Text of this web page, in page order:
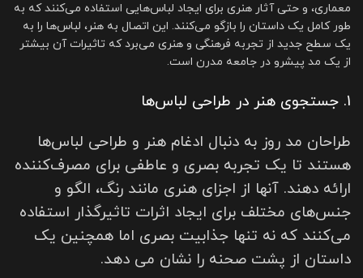
معماری، و حتی آثار هنری برای ایجاد لباس‌هایی استفاده می‌کنند که به
طور کامل یک داستان را بازگو می‌کنند. این اتصال به هنر، لباس‌ها را به
یک سطح جدید از تجربه فرهنگی و هنری می‌برد که تاثیرات آن بیشتر
از یک مد پیشرو در جامعه مدرن است.
1. جستجوی هنر در طراحی لباس‌ها
طراحان مد روز به دنبال ادغام هنر و طراحی لباس‌ها
هستند تا یک تجربه بصری و عاطفی برای مصرف‌کننده
ارائه دهند. آنها از اجزای هنری مانند رنگ، الگو و
جنس‌های مختلف برای ایجاد اثرات تاثیرگذار استفاده
می‌کنند که نه تنها جذابیت بصری اما همچنین یک
داستان از پشت صحنه را نشان می دهد.